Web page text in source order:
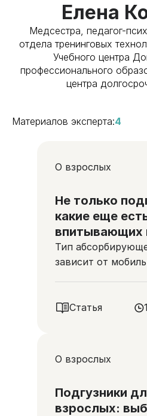
Елена
Медсестра, педагог-
отдела тренинговых
Учебного центра
профессионального
центра
Материалов эксперта:4
О взрослых
Не только
какие еще
впитывающих
Тип
зависит от
Статья
О взрослых
Подгузники
взрослых: